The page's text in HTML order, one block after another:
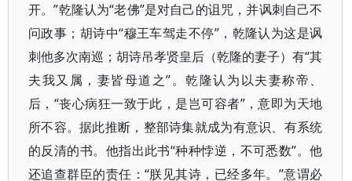
开。”乾隆认为“老佛”是对自己的诅咒，并讽刺自己不
问政事；胡诗中“穆王车驾走不停”，乾隆认为这是讽
刺他多次南巡；胡诗吊孝贤皇后（乾隆的妻子）有“其
夫我又属，妻皆母道之”。乾隆认为以夫妻称帝、
后，“丧心病狂一致于此，是岂可容者”，意即为天地
所不容。据此推断，整部诗集就成为有意识、有系统
的反清的书。他指出此书“种种悖逆，不可悉数”。他
还追查群臣的责任：“朕见其诗，已经多年。”意谓必